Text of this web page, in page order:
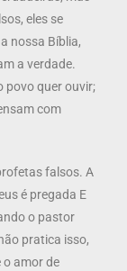
eles se
nossa Bíblia,
a verdade.
povo quer ouvir;
com
falsos. A
é pregada E
o pastor
pratica isso,
o amor de